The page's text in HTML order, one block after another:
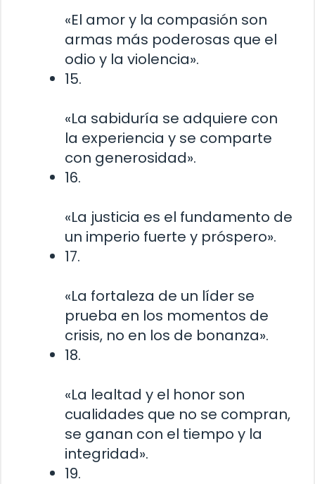
«El amor y la compasión son
armas más poderosas que el
odio y la violencia».
15.
«La sabiduría se adquiere con
la experiencia y se comparte
con generosidad».
16.
«La justicia es el fundamento de
un imperio fuerte y próspero».
17.
«La fortaleza de un líder se
prueba en los momentos de
crisis, no en los de bonanza».
18.
«La lealtad y el honor son
cualidades que no se compran,
se ganan con el tiempo y la
integridad».
19.